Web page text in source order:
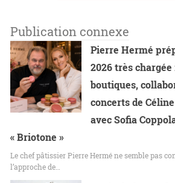
Publication connexe
Pierre Hermé
2026 très
boutiques,
concerts de
avec Sofia
« Briotone »
Le chef pâtissier Pierre Hermé ne semble pas
l’approche de…